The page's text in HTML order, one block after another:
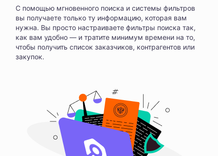
С помощью мгновенного поиска и системы фильтров
вы получаете только ту информацию, которая вам
нужна. Вы просто настраиваете фильтры поиска так,
как вам удобно — и тратите минимум времени на то,
чтобы получить список заказчиков, контрагентов или
закупок.